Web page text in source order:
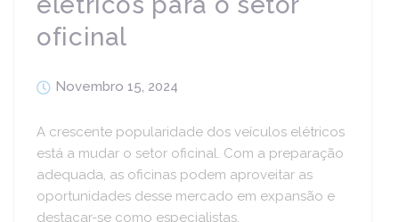
oficinal
Novembro 15, 2024
A crescente popularidade dos veículos elétricos
está a mudar o setor oficinal. Com a preparação
adequada, as oficinas podem aproveitar as
oportunidades desse mercado em expansão e
destacar-se como especialistas.